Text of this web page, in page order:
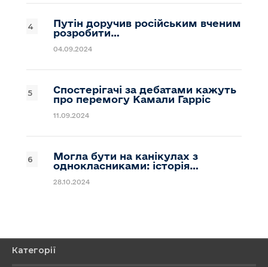
Путін доручив російським вченим
розробити…
04.09.2024
Спостерігачі за дебатами кажуть
про перемогу Камали Гарріс
11.09.2024
Могла бути на канікулах з
однокласниками: історія…
28.10.2024
Категорії